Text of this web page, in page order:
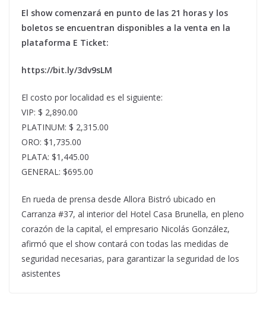
El show comenzará en punto de las 21 horas y los
boletos se encuentran disponibles a la venta en la
plataforma E Ticket:
https://bit.ly/3dv9sLM
El costo por localidad es el siguiente:
VIP: $ 2,890.00
PLATINUM: $ 2,315.00
ORO: $1,735.00
PLATA: $1,445.00
GENERAL: $695.00
En rueda de prensa desde Allora Bistró ubicado en
Carranza #37, al interior del Hotel Casa Brunella, en pleno
corazón de la capital, el empresario Nicolás González,
afirmó que el show contará con todas las medidas de
seguridad necesarias, para garantizar la seguridad de los
asistentes